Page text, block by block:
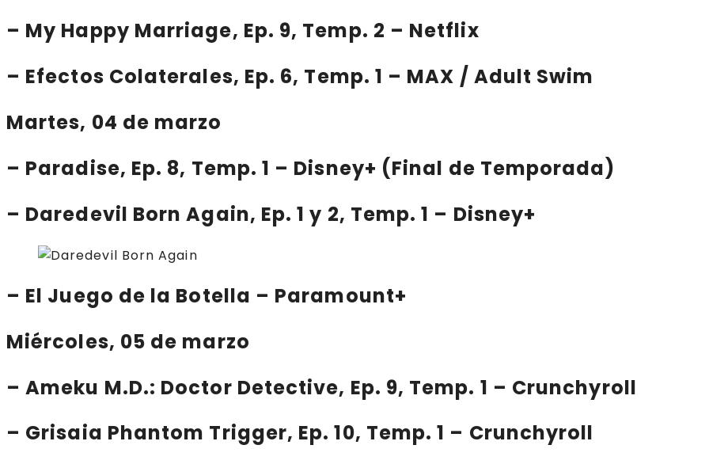
– My Happy Marriage, Ep. 9, Temp. 2 – Netflix
– Efectos Colaterales, Ep. 6, Temp. 1 – MAX / Adult Swim
Martes, 04 de marzo
– Paradise, Ep. 8, Temp. 1 – Disney+ (Final de Temporada)
– Daredevil Born Again, Ep. 1 y 2, Temp. 1 – Disney+
– El Juego de la Botella – Paramount+
Miércoles, 05 de marzo
–Ameku M.D.: Doctor Detective, Ep. 9, Temp. 1 – Crunchyroll
– Grisaia Phantom Trigger, Ep. 10, Temp. 1 – Crunchyroll